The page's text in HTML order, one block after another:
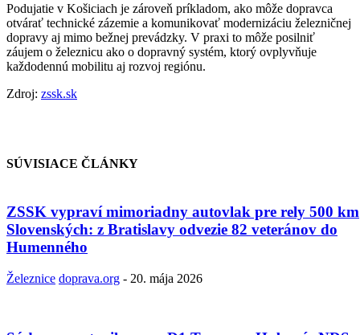
Podujatie v Košiciach je zároveň príkladom, ako môže dopravca
otvárať technické zázemie a komunikovať modernizáciu železničnej
dopravy aj mimo bežnej prevádzky. V praxi to môže posilniť
záujem o železnicu ako o dopravný systém, ktorý ovplyvňuje
každodennú mobilitu aj rozvoj regiónu.
Zdroj: zssk.sk
SÚVISIACE ČLÁNKY
ZSSK vypraví mimoriadny autovlak pre rely 500 km
Slovenských: z Bratislavy odvezie 82 veteránov do
Humenného
Železnice doprava.org - 20. mája 2026